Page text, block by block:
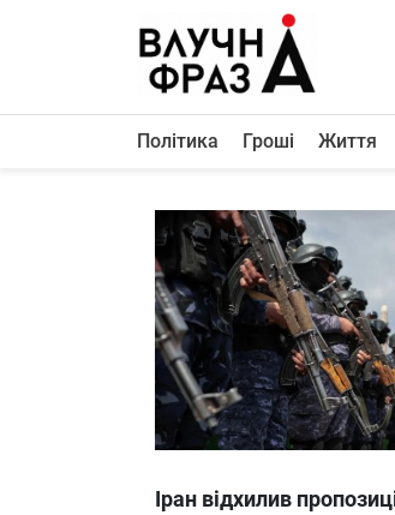
Політика
Життя
Лайфстайл
ТехноНаука
Людина
Корисності
Про нас
Політика Гроші Життя
Іран відхилив